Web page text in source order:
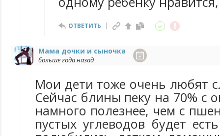
ОТВЕТИТЬ
Мама дочки и сыночка
больше года назад
Мои дети тоже очень любят
Сейчас блины пеку на 70% с
намного полезнее, чем с
пустых углеводов будет